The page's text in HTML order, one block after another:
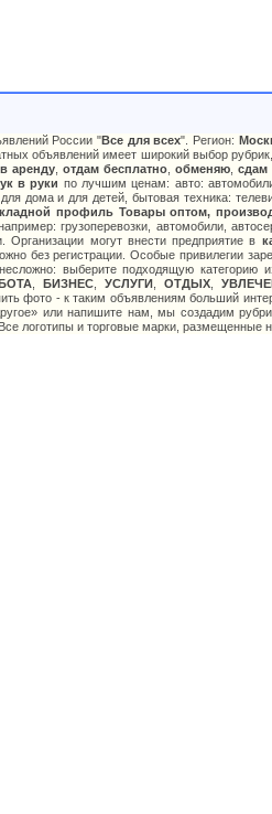
России "Все для всех". Регион:
объявлений имеет широкий выбор
аренду отдам бесплатно обменяю сдам
в руки по лучшим ценам: авто:
дома и для детей, бытовая техника:
профиль Товары оптом,
грузоперевозки, автомобили,
могут внести предприятие в
без регистрации. Особые привилегии
выберите подходящую категорию
, БИЗНЕС, УСЛУГИ, ОТДЫХ,
фото - к таким объявлениям больший
или напишите нам, мы создадим
Все логотипы и торговые марки, размещенные